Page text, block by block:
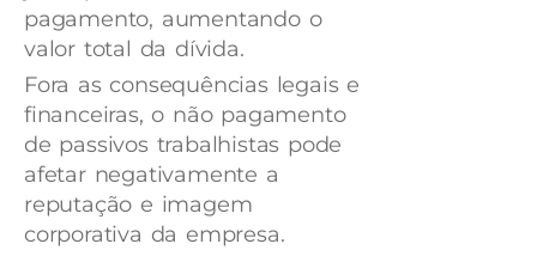
pagamento, aumentando o
valor total da dívida.
Fora as consequências legais e
financeiras, o não pagamento
de passivos trabalhistas pode
afetar negativamente a
reputação e imagem
corporativa da empresa.